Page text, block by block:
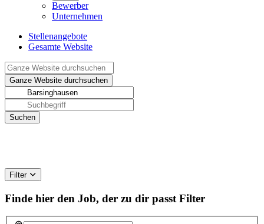
Bewerber
Unternehmen
Stellenangebote
Gesamte Website
Filter
Finde hier den Job, der zu dir passt Filter